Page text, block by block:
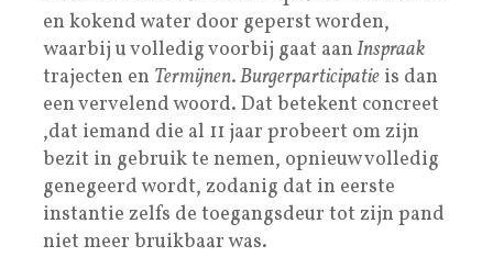
en kokend water door geperst worden,
waarbij u volledig voorbij gaat aanInspraak
trajecten en Termijnen.Burgerparticipatie is dan
een vervelend woord. Dat betekent concreet
,dat iemand die al 11 jaar probeert om zijn
bezit in gebruik te nemen, opnieuw volledig
genegeerd wordt, zodanig dat in eerste
instantie zelfs de toegangsdeur tot zijn pand
niet meer bruikbaar was.